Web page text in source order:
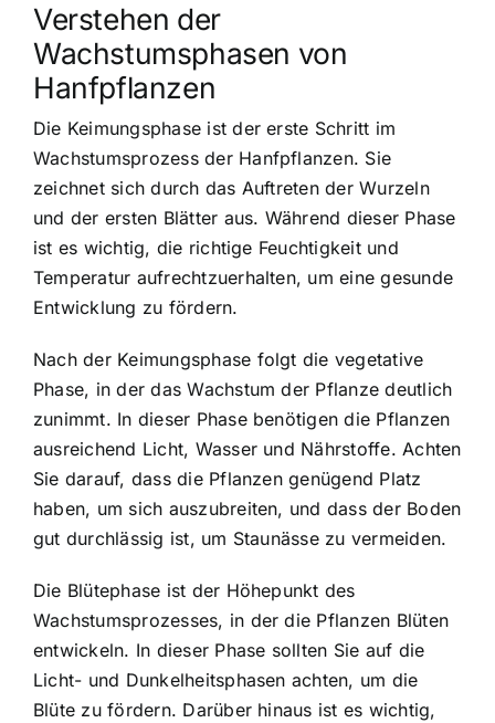
Verstehen der
Wachstumsphasen von
Hanfpflanzen
Die Keimungsphase ist der erste Schritt im
Wachstumsprozess der Hanfpflanzen. Sie
zeichnet sich durch das Auftreten der Wurzeln
und der ersten Blätter aus. Während dieser Phase
ist es wichtig, die richtige Feuchtigkeit und
Temperatur aufrechtzuerhalten, um eine gesunde
Entwicklung zu fördern.
Nach der Keimungsphase folgt die vegetative
Phase, in der das Wachstum der Pflanze deutlich
zunimmt. In dieser Phase benötigen die Pflanzen
ausreichend Licht, Wasser und Nährstoffe. Achten
Sie darauf, dass die Pflanzen genügend Platz
haben, um sich auszubreiten, und dass der Boden
gut durchlässig ist, um Staunässe zu vermeiden.
Die Blütephase ist der Höhepunkt des
Wachstumsprozesses, in der die Pflanzen Blüten
entwickeln. In dieser Phase sollten Sie auf die
Licht- und Dunkelheitsphasen achten, um die
Blüte zu fördern. Darüber hinaus ist es wichtig,